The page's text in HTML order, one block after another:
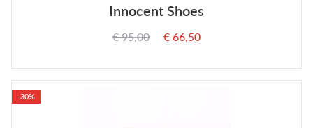
Innocent Shoes
€ 95,00 € 66,50
-30%